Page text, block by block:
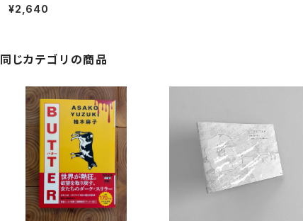
¥2,640
同じカテゴリの商品